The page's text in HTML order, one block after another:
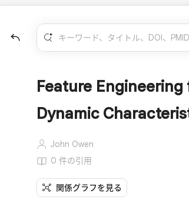
Feature
Dynamic
John Owen
0 件の引用
関係グラフを見る